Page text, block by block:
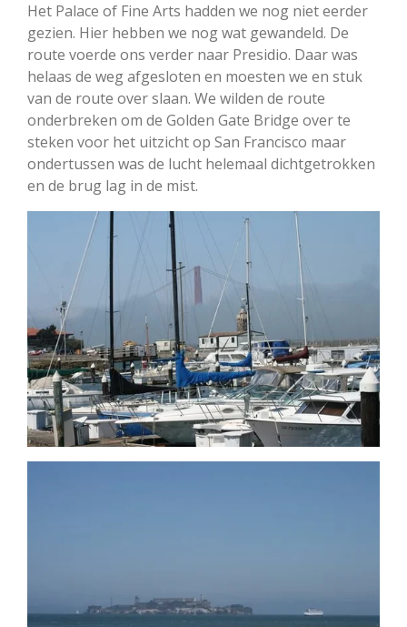
Het Palace of Fine Arts hadden we nog niet eerder
gezien. Hier hebben we nog wat gewandeld. De
route voerde ons verder naar Presidio. Daar was
helaas de weg afgesloten en moesten we en stuk
van de route over slaan. We wilden de route
onderbreken om de Golden Gate Bridge over te
steken voor het uitzicht op San Francisco maar
ondertussen was de lucht helemaal dichtgetrokken
en de brug lag in de mist.